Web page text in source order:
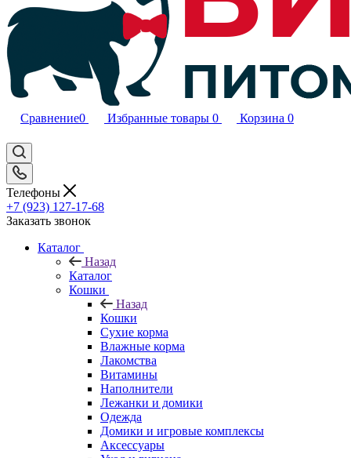
Сравнение0 Избранные товары 0 Корзина 0
Телефоны
+7 (923) 127-17-68
Заказать звонок
Каталог
Назад
Каталог
Кошки
Назад
Кошки
Сухие корма
Влажные корма
Лакомства
Витамины
Наполнители
Лежанки и домики
Одежда
Домики и игровые комплексы
Аксессуары